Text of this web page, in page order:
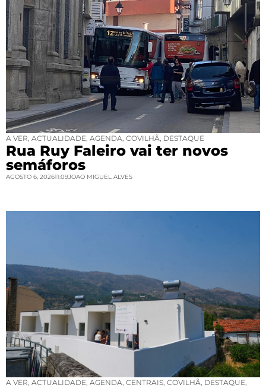
A VER, ACTUALIDADE, AGENDA, COVILHÃ, DESTAQUE
Rua Ruy Faleiro vai ter novos
semáforos
AGOSTO 6, 202611:09JOAO MIGUEL ALVES
A VER, ACTUALIDADE, AGENDA, CENTRAIS, COVILHÃ, DESTAQUE,